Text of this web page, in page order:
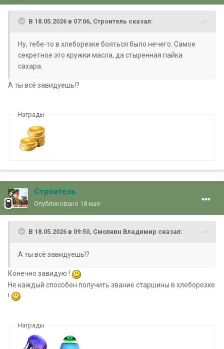
В 18.05.2026 в 07:06, Строитель сказал:
Ну, тебе-то в хлеборезке бояться было нечего. Самое
секретное это кружки масла, да стыренная пайка
сахара.
А ты всё завидуешь!?
Награды
Строитель
Опубликовано 18 мая
В 18.05.2026 в 09:50, Смолкин Владимир сказал:
А ты всё завидуешь!?
Конечно завидую !
Не каждый способен получить звание старшины в хлеборезке
!
Награды